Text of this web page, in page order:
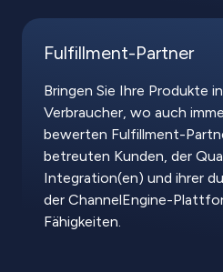
Fulfillment-Partner
Bringen Sie Ihre Produkte
Verbraucher, wo auch
bewerten Fulfillment-
betreuten Kunden, der
Integration(en) und ihrer
der ChannelEngine-
Fähigkeiten.